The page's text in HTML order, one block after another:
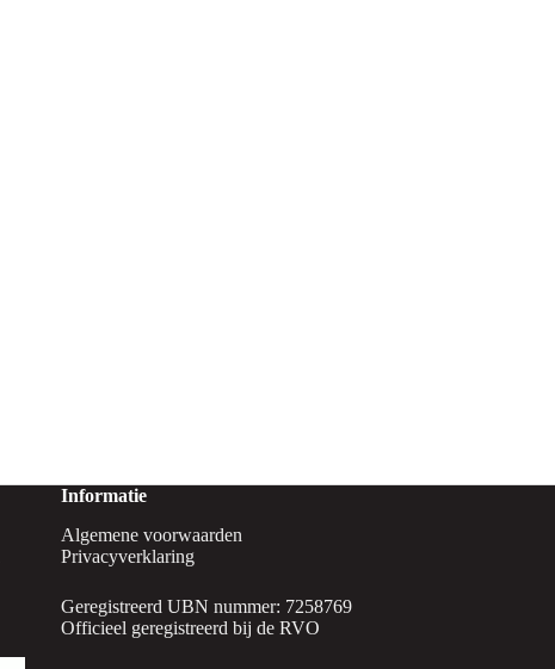
Informatie
Algemene voorwaarden
Privacyverklaring
Geregistreerd UBN nummer: 7258769
Officieel geregistreerd bij de RVO